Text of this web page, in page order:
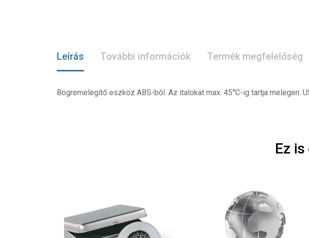
Leírás További információk Termék megfelelőség
Bögremelegítő eszköz ABS-ből. Az italokat max. 45°C-ig tartja melegen.
Ez